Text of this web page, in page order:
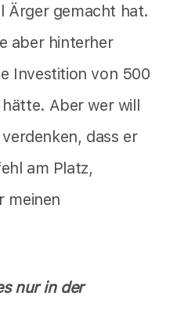
Ärger gemacht hat.
aber hinterher
Investition von 500
Aber wer will
dass er
am Platz,
meinen
nur in der